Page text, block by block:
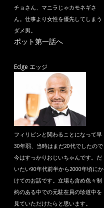
チョさん、マニラじゃカモネギさ
ん。仕事より女性を優先してしまう
ダメ男。
ポット第一話へ
Edge エッジ
フィリピンと関わることになって早
30年弱、当時はまだ20代でしたので
今はすっかりおじいちゃんです。だ
いたい90年代前半から2000年頃にか
けてのお話です。立場も含め色々制
約のある中での元駐在員の珍道中を
見ていただけたらと思います。